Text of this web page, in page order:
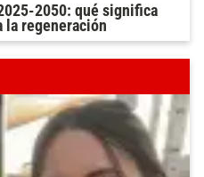
2050: qué significa
la regeneración